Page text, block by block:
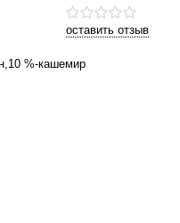
оставить отзыв
%-кашемир